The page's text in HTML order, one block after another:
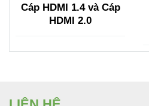
Cáp HDMI 1.4 và Cáp
HDMI 2.0